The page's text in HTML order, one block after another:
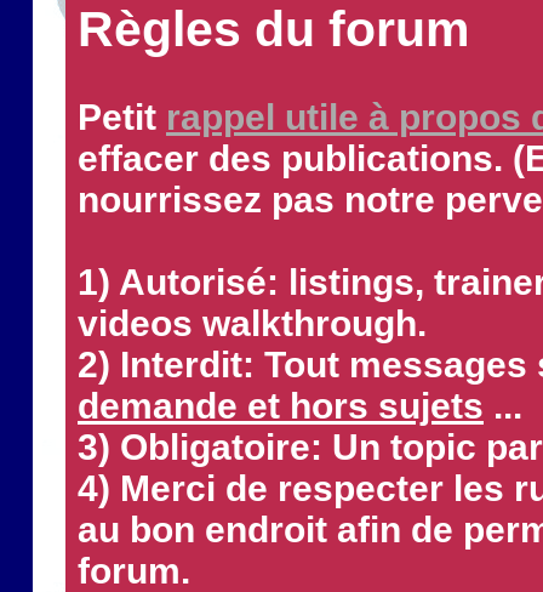
Règles du forum
Petit rappel utile à propos
effacer des publications.
nourrissez pas notre
1) Autorisé: listings,
videos walkthrough.
2) Interdit: Tout
demande et hors sujets ...
3) Obligatoire: Un topic
4) Merci de respecter les
au bon endroit afin de
forum.